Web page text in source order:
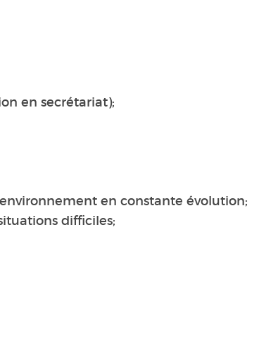
en secrétariat);
en constante évolution;
difficiles;